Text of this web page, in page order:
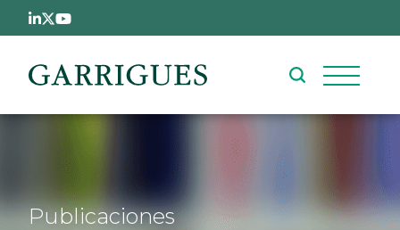
Pasar al contenido principal
Publicaciones